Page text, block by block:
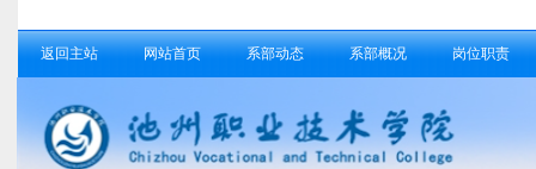
返回主站 网站首页 系部动态 系部概况 岗位职责